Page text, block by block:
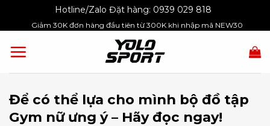
Hotline/Zalo Đặt hàng: 0939 029 818
Giảm 30K đơn hàng đầu tiên từ 300K khi nhập mã NEW30
Để có thể lựa cho mình bộ đồ tập
Gym nữ ưng ý – Hãy đọc ngay!